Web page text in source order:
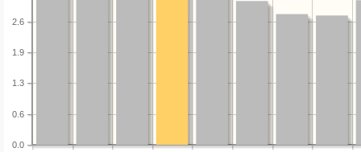
0.0
0.6
1.3
1.9
2.6